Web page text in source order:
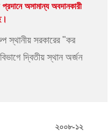
অসামান্য অবদানকারী
স্থানীয় সরকারের "কর
দ্বিতীয় স্থান অর্জন
২০০৮-১২